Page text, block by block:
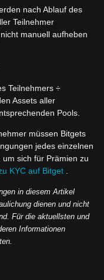
nach Ablauf des
Teilnehmer
manuell aufheben
Teilnehmers ÷
Assets aller
Pools.
müssen Bitgets
jedes einzelnen
sich für Prämien zu
KYC auf Bitget
in diesem Artikel
dienen und nicht
Für die aktuellsten und
Informationen